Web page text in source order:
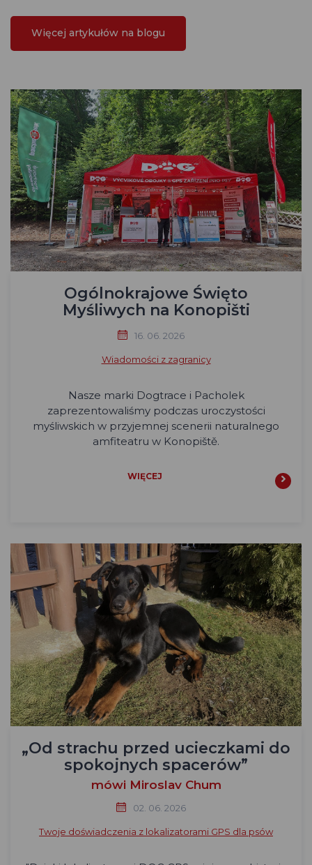
Więcej artykułów na blogu
Ogólnokrajowe Święto
Myśliwych na Konopišti
16. 06. 2026
Wiadomości z zagranicy
Nasze marki Dogtrace i Pacholek
zaprezentowaliśmy podczas uroczystości
myśliwskich w przyjemnej scenerii naturalnego
amfiteatru w Konopiště.
WIĘCEJ
„Od strachu przed ucieczkami do
spokojnych spacerów”
mówi Miroslav Chum
02. 06. 2026
Twoje doświadczenia z lokalizatorami GPS dla psów